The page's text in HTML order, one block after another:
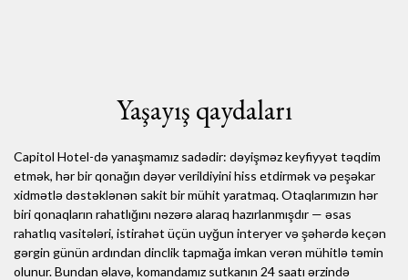
Yaşayış qaydaları
Capitol Hotel-də yanaşmamız sadədir: dəyişməz keyfiyyət təqdim
etmək, hər bir qonağın dəyər verildiyini hiss etdirmək və peşəkar
xidmətlə dəstəklənən sakit bir mühit yaratmaq. Otaqlarımızın hər
biri qonaqların rahatlığını nəzərə alaraq hazırlanmışdır — əsas
rahatlıq vasitələri, istirahət üçün uyğun interyer və şəhərdə keçən
gərgin günün ardından dinclik tapmağa imkan verən mühitlə təmin
olunur. Bundan əlavə, komandamız sutkanın 24 saatı ərzində